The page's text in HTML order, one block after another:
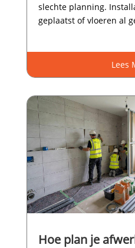
slechte planning.​
geplaatst of vloeren al
Lees
Hoe plan je